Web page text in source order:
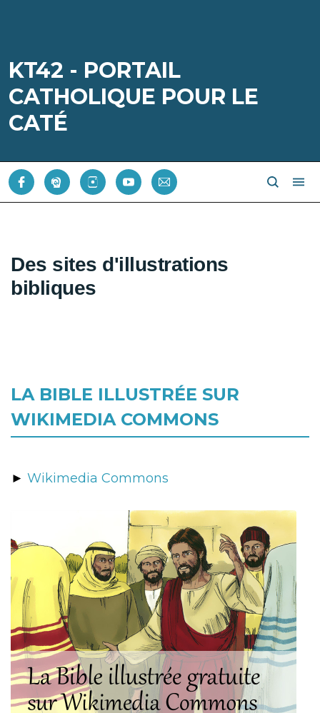
KT42 - PORTAIL
CATHOLIQUE POUR LE
CATÉ
Des sites d'illustrations
bibliques
LA BIBLE ILLUSTRÉE SUR
WIKIMEDIA COMMONS
► Wikimedia Commons